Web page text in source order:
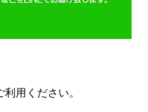
用ください。